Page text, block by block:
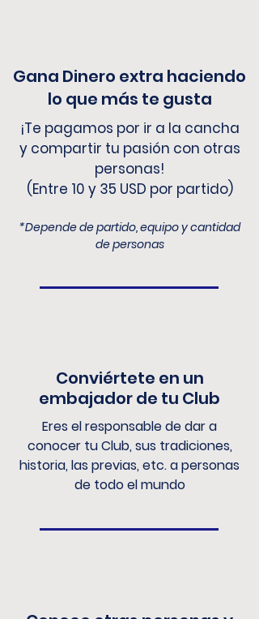
Gana Dinero extra haciendo
lo que más te gusta
¡Te pagamos por ir a la cancha
y compartir tu pasión con otras
personas!
(Entre 10 y 35 USD por partido)
*Depende de partido, equipo y cantidad
de personas
Conviértete en un
embajador de tu Club
Eres el responsable de dar a
conocer tu Club, sus tradiciones,
historia, las previas, etc. a personas
de todo el mundo